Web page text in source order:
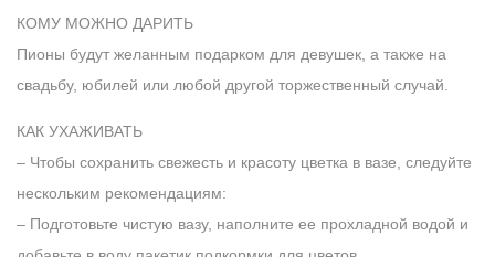
КОМУ МОЖНО ДАРИТЬ
Пионы будут желанным подарком для девушек, а также на
свадьбу, юбилей или любой другой торжественный случай.
КАК УХАЖИВАТЬ
– Чтобы сохранить свежесть и красоту цветка в вазе, следуйте
нескольким рекомендациям:
– Подготовьте чистую вазу, наполните ее прохладной водой и